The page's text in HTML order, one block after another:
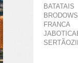
BATATAIS
FRANCA